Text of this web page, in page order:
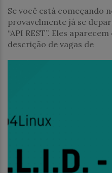
Se você está começando
provavelmente já se
“API REST”. Eles
descrição de vagas de